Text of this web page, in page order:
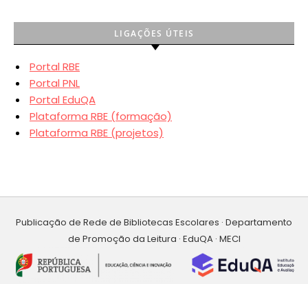
LIGAÇÕES ÚTEIS
Portal RBE
Portal PNL
Portal EduQA
Plataforma RBE (formação)
Plataforma RBE (projetos)
Publicação de Rede de Bibliotecas Escolares · Departamento
de Promoção da Leitura · EduQA · MECI